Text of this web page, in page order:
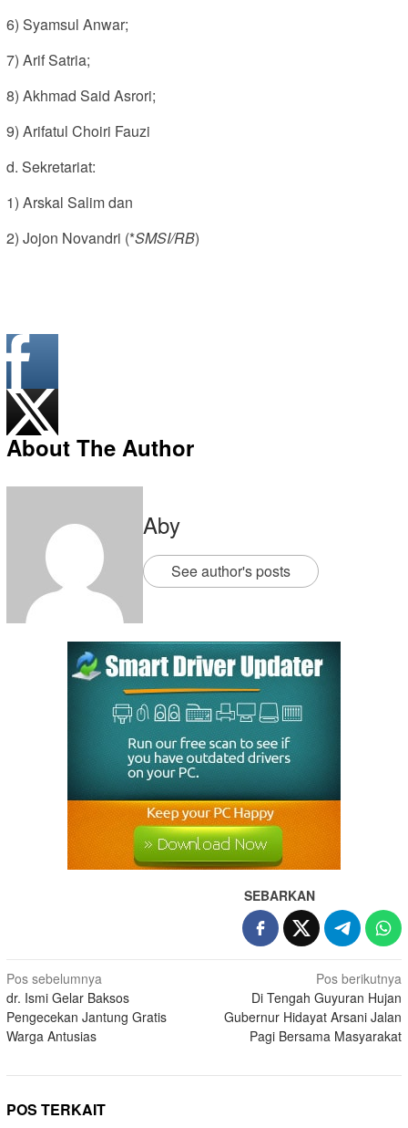
6) Syamsul Anwar;
7) Arif Satria;
8) Akhmad Said Asrori;
9) Arifatul Choiri Fauzi
d. Sekretariat:
1) Arskal Salim dan
2) Jojon Novandri (*SMSI/RB)
About The Author
Aby
See author's posts
SEBARKAN
Pos sebelumnya
dr. Ismi Gelar Baksos
Pengecekan Jantung Gratis
Warga Antusias
Pos berikutnya
Di Tengah Guyuran Hujan
Gubernur Hidayat Arsani Jalan
Pagi Bersama Masyarakat
POS TERKAIT